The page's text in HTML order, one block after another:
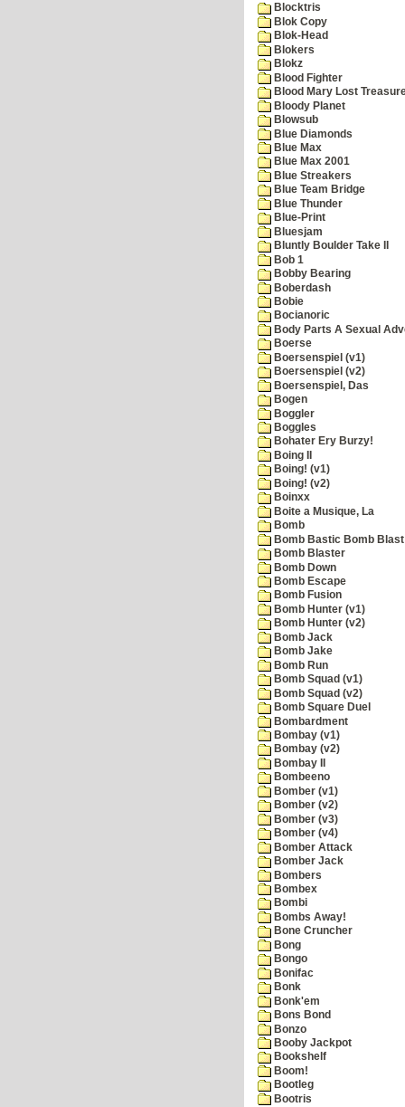
Blocktris
Blok Copy
Blok-Head
Blokers
Blokz
Blood Fighter
Blood Mary Lost
Bloody Planet
Blowsub
Blue Diamonds
Blue Max
Blue Max 2001
Blue Streakers
Blue Team Bridge
Blue Thunder
Blue-Print
Bluesjam
Bluntly Boulder Take II
Bob 1
Bobby Bearing
Boberdash
Bobie
Bocianoric
Body Parts A Sexual
Boerse
Boersenspiel (v1)
Boersenspiel (v2)
Boersenspiel, Das
Bogen
Boggler
Boggles
Bohater Ery Burzy!
Boing II
Boing! (v1)
Boing! (v2)
Boinxx
Boite a Musique, La
Bomb
Bomb Bastic Bomb
Bomb Blaster
Bomb Down
Bomb Escape
Bomb Fusion
Bomb Hunter (v1)
Bomb Hunter (v2)
Bomb Jack
Bomb Jake
Bomb Run
Bomb Squad (v1)
Bomb Squad (v2)
Bomb Square Duel
Bombardment
Bombay (v1)
Bombay (v2)
Bombay II
Bombeeno
Bomber (v1)
Bomber (v2)
Bomber (v3)
Bomber (v4)
Bomber Attack
Bomber Jack
Bombers
Bombex
Bombi
Bombs Away!
Bone Cruncher
Bong
Bongo
Bonifac
Bonk
Bonk'em
Bons Bond
Bonzo
Booby Jackpot
Bookshelf
Boom!
Bootleg
Bootris